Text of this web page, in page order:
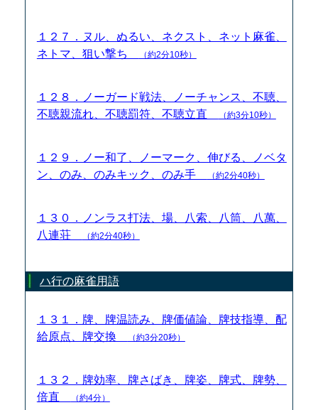
１２７．ヌル、ぬるい、ネクスト、ネット麻雀、
ネトマ、狙い撃ち
（約2分10秒）
１２８．ノーガード戦法、ノーチャンス、不聴、
不聴親流れ、不聴罰符、不聴立直
（約3分10秒）
１２９．ノー和了、ノーマーク、伸びる、ノベタ
ン、のみ、のみキック、のみ手
（約2分40秒）
１３０．ノンラス打法、場、八索、八筒、八萬、
八連荘
（約2分40秒）
ハ行の麻雀用語
１３１．牌、牌温読み、牌価値論、牌技指導、配
給原点、牌交換
（約3分20秒）
１３２．牌効率、牌さばき、牌姿、牌式、牌勢、
倍直
（約4分）